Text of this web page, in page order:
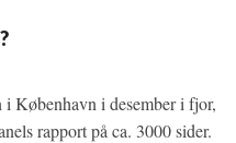
København i desember i fjor,
rapport på ca. 3000 sider.